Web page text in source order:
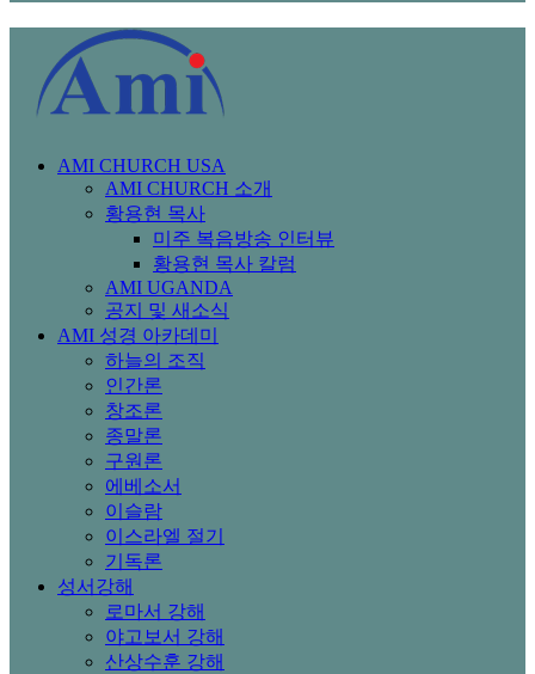
AMI CHURCH USA
AMI CHURCH 소개
황용현 목사
미주 복음방송 인터뷰
황용현 목사 칼럼
AMI UGANDA
공지 및 새소식
AMI 성경 아카데미
하늘의 조직
인간론
창조론
종말론
구원론
에베소서
이슬람
이스라엘 절기
기독론
성서강해
로마서 강해
야고보서 강해
산상수훈 강해